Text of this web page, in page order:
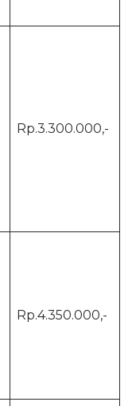
Rp.3.300.000,-
Rp.4.350.000,-